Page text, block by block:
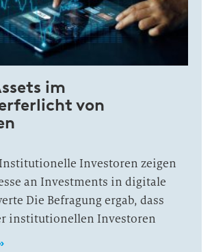
im
von
Investoren zeigen
an Investments in digitale
Die Befragung ergab, dass
institutionellen Investoren